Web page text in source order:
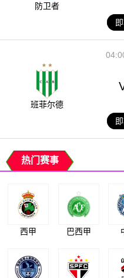
防卫者
班菲尔德
热门赛事
西甲 巴西甲